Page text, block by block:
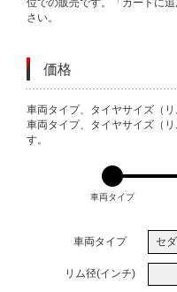
位での販売です。「カートに
さい。
価格
VARIATIONS
車両タイプ、タイヤサイズ（リ
車両タイプ、タイヤサイズ（
す。
車両タイプ
車両タイプ セ
リム径(インチ)